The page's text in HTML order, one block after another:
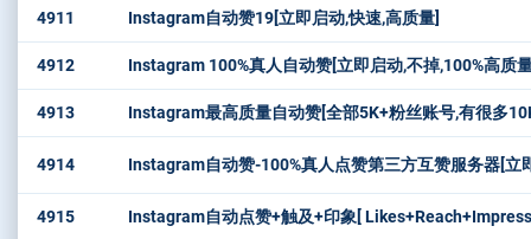
4911 Instagram自动赞19[立即启动,快速,高质量]
4912 Instagram 100%真人自动赞[立即启动,不掉,100%高质
4913 Instagram最高质量自动赞[全部5K+粉丝账号,有很多
4914 Instagram自动赞-100%真人点赞第三方互赞服务器[立
4915 Instagram自动点赞+触及+印象[